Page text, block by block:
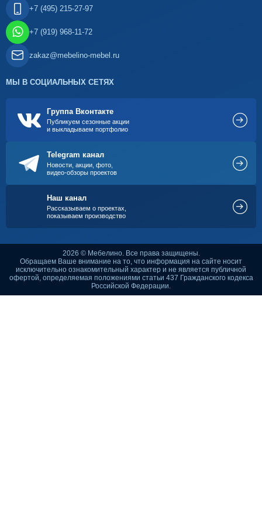
+7 (495) 215-27-97
+7 (919) 968-11-72
zakaz@mebelino-mebel.ru
МЫ В СОЦИАЛЬНЫХ СЕТЯХ
Группа Вконтакте
Публикуем сезонные акции
и выкладываем портфолио
Telegram канал
Новости, акции, фото,
видео-обзоры проектов
Наш канал
Рассказываем о проектах,
показываем производство
2026 © Мебелино. Все права защищены.
Обращаем Ваше внимание на то, что информация на сайте носит
исключительно ознакомительный характер и не является публичной
офертой, определяемая положениями статьи 437 Гражданского кодекса
Российской Федерации.